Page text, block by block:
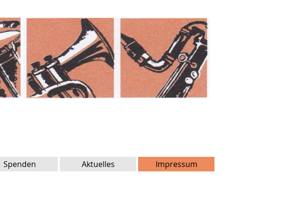
Spenden Aktuelles Impressum